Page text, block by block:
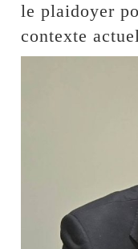
le plaidoyer
contexte